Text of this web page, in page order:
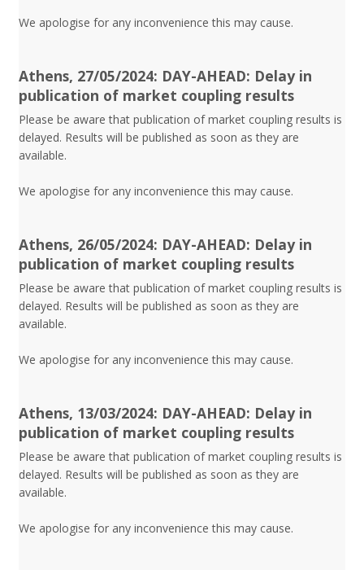
We apologise for any inconvenience this may cause.
Athens, 27/05/2024: DAY-AHEAD: Delay in
publication of market coupling results
Please be aware that publication of market coupling results is
delayed. Results will be published as soon as they are
available.
We apologise for any inconvenience this may cause.
Athens, 26/05/2024: DAY-AHEAD: Delay in
publication of market coupling results
Please be aware that publication of market coupling results is
delayed. Results will be published as soon as they are
available.
We apologise for any inconvenience this may cause.
Athens, 13/03/2024: DAY-AHEAD: Delay in
publication of market coupling results
Please be aware that publication of market coupling results is
delayed. Results will be published as soon as they are
available.
We apologise for any inconvenience this may cause.